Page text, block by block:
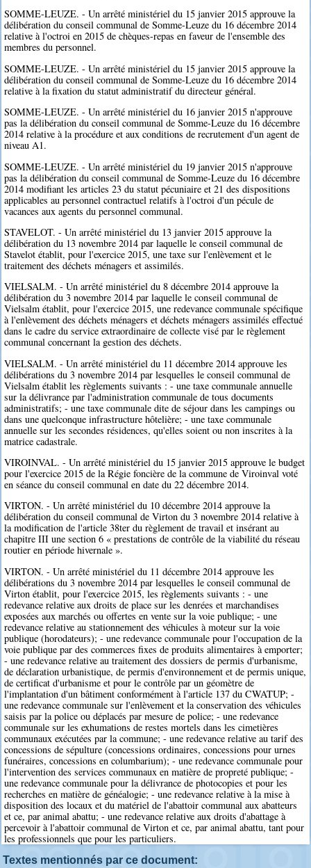
SOMME-LEUZE. - Un arrêté ministériel du 15 janvier 2015 approuve la
délibération du conseil communal de Somme-Leuze du 16 décembre 2014
relative à l'octroi en 2015 de chèques-repas en faveur de l'ensemble des
membres du personnel.
SOMME-LEUZE. - Un arrêté ministériel du 15 janvier 2015 approuve la
délibération du conseil communal de Somme-Leuze du 16 décembre 2014
relative à la fixation du statut administratif du directeur général.
SOMME-LEUZE. - Un arrêté ministériel du 16 janvier 2015 n'approuve
pas la délibération du conseil communal de Somme-Leuze du 16 décembre
2014 relative à la procédure et aux conditions de recrutement d'un agent de
niveau A1.
SOMME-LEUZE. - Un arrêté ministériel du 19 janvier 2015 n'approuve
pas la délibération du conseil communal de Somme-Leuze du 16 décembre
2014 modifiant les articles 23 du statut pécuniaire et 21 des dispositions
applicables au personnel contractuel relatifs à l'octroi d'un pécule de
vacances aux agents du personnel communal.
STAVELOT. - Un arrêté ministériel du 13 janvier 2015 approuve la
délibération du 13 novembre 2014 par laquelle le conseil communal de
Stavelot établit, pour l'exercice 2015, une taxe sur l'enlèvement et le
traitement des déchets ménagers et assimilés.
VIELSALM. - Un arrêté ministériel du 8 décembre 2014 approuve la
délibération du 3 novembre 2014 par laquelle le conseil communal de
Vielsalm établit, pour l'exercice 2015, une redevance communale spécifique
à l'enlèvement des déchets ménagers et déchets ménagers assimilés effectué
dans le cadre du service extraordinaire de collecte visé par le règlement
communal concernant la gestion des déchets.
VIELSALM. - Un arrêté ministériel du 11 décembre 2014 approuve les
délibérations du 3 novembre 2014 par lesquelles le conseil communal de
Vielsalm établit les règlements suivants : - une taxe communale annuelle
sur la délivrance par l'administration communale de tous documents
administratifs; - une taxe communale dite de séjour dans les campings ou
dans une quelconque infrastructure hôtelière; - une taxe communale
annuelle sur les secondes résidences, qu'elles soient ou non inscrites à la
matrice cadastrale.
VIROINVAL. - Un arrêté ministériel du 15 janvier 2015 approuve le budget
pour l'exercice 2015 de la Régie foncière de la commune de Viroinval voté
en séance du conseil communal en date du 22 décembre 2014.
VIRTON. - Un arrêté ministériel du 10 décembre 2014 approuve la
délibération du conseil communal de Virton du 3 novembre 2014 relative à
la modification de l'article 38ter du règlement de travail et insérant au
chapitre III une section 6 « prestations de contrôle de la viabilité du réseau
routier en période hivernale ».
VIRTON. - Un arrêté ministériel du 11 décembre 2014 approuve les
délibérations du 3 novembre 2014 par lesquelles le conseil communal de
Virton établit, pour l'exercice 2015, les règlements suivants : - une
redevance relative aux droits de place sur les denrées et marchandises
exposées aux marchés ou offertes en vente sur la voie publique; - une
redevance relative au stationnement des véhicules à moteur sur la voie
publique (horodateurs); - une redevance communale pour l'occupation de la
voie publique par des commerces fixes de produits alimentaires à emporter;
- une redevance relative au traitement des dossiers de permis d'urbanisme,
de déclaration urbanistique, de permis d'environnement et de permis unique,
de certificat d'urbanisme et pour le contrôle par un géomètre de
l'implantation d'un bâtiment conformément à l'article 137 du CWATUP; -
une redevance communale sur l'enlèvement et la conservation des véhicules
saisis par la police ou déplacés par mesure de police; - une redevance
communale sur les exhumations de restes mortels dans les cimetières
communaux exécutées par la commune; - une redevance relative au tarif des
concessions de sépulture (concessions ordinaires, concessions pour urnes
funéraires, concessions en columbarium); - une redevance communale pour
l'intervention des services communaux en matière de propreté publique; -
une redevance communale pour la délivrance de photocopies et pour les
recherches en matière de généalogie; - une redevance relative à la mise à
disposition des locaux et du matériel de l'abattoir communal aux abatteurs
et ce, par animal abattu; - une redevance relative aux droits d'abattage à
percevoir à l'abattoir communal de Virton et ce, par animal abattu, tant pour
les professionnels que pour les particuliers.
Textes mentionnés par ce document: